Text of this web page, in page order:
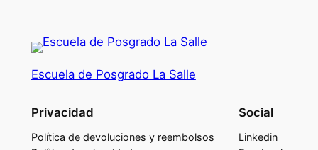
i
I
i
c
Escuela de Posgrado La Salle
Privacidad
Política de devoluciones y reembolsos
Social
Linkedin